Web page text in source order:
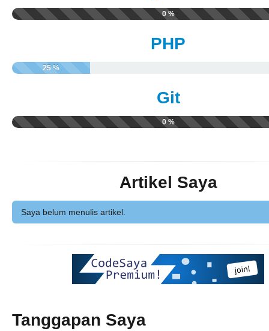
0 %
PHP
25 %
Git
0 %
Artikel Saya
Saya belum menulis artikel.
Tanggapan Saya